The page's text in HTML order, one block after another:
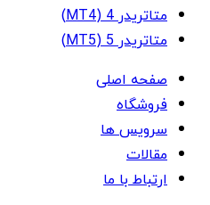
متاتریدر 4 (MT4)
متاتریدر 5 (MT5)
صفحه اصلی
فروشگاه
سرویس ها
مقالات
ارتباط با ما